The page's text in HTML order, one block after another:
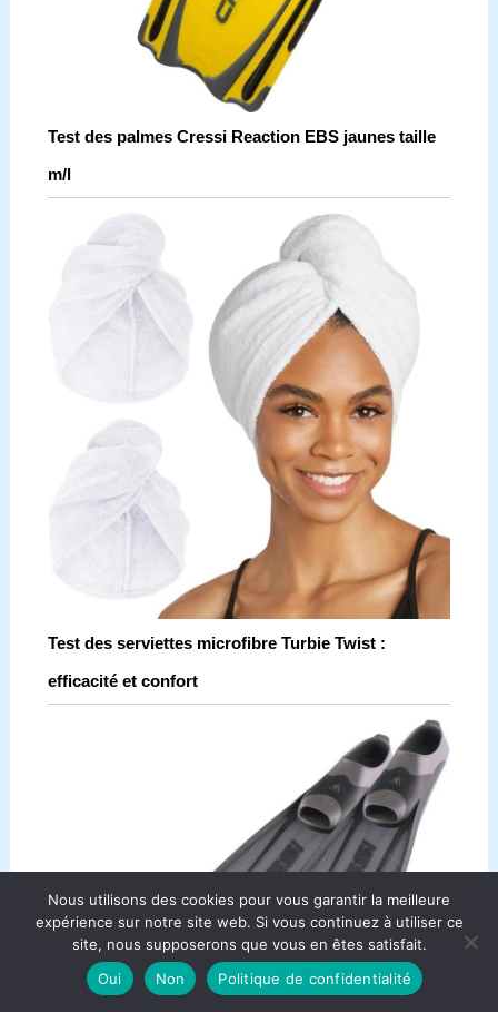
Test des palmes Cressi Reaction EBS jaunes taille
m/l
Test des serviettes microfibre Turbie Twist :
efficacité et confort
Nous utilisons des cookies pour vous garantir la meilleure
expérience sur notre site web. Si vous continuez à utiliser ce
site, nous supposerons que vous en êtes satisfait.
Oui
Non Politique de confidentialité